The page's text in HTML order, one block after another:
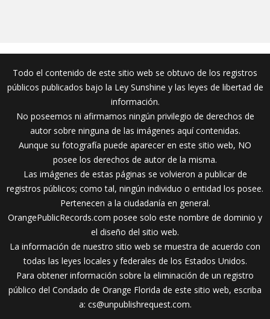
Todo el contenido de este sitio web se obtuvo de los registros
públicos publicados bajo la Ley Sunshine y las leyes de libertad de
información.
No poseemos ni afirmamos ningún privilegio de derechos de
autor sobre ninguna de las imágenes aquí contenidas.
Aunque su fotografía puede aparecer en este sitio web, NO
posee los derechos de autor de la misma.
Las imágenes de estas páginas se volvieron a publicar de
registros públicos; como tal, ningún individuo o entidad los posee.
Pertenecen a la ciudadanía en general.
OrangePublicRecords.com posee solo este nombre de dominio y
el diseño del sitio web.
La información de nuestro sitio web se muestra de acuerdo con
todas las leyes locales y federales de los Estados Unidos.
Para obtener información sobre la eliminación de un registro
público del Condado de Orange Florida de este sitio web, escriba
a: cs@unpublishrequest.com.